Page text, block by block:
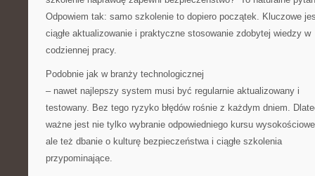
Odpowiem tak: samo szkolenie to dopiero początek. Kluczowe
ciągłe aktualizowanie i praktyczne stosowanie zdobytej wiedzy w
codziennej pracy.
Podobnie jak w branży technologicznej
– nawet najlepszy system musi być regularnie aktualizowany i
testowany. Bez tego ryzyko błędów rośnie z każdym dniem.
ważne jest nie tylko wybranie odpowiedniego kursu
ale też dbanie o kulturę bezpieczeństwa i ciągłe szkolenia
przypominające.